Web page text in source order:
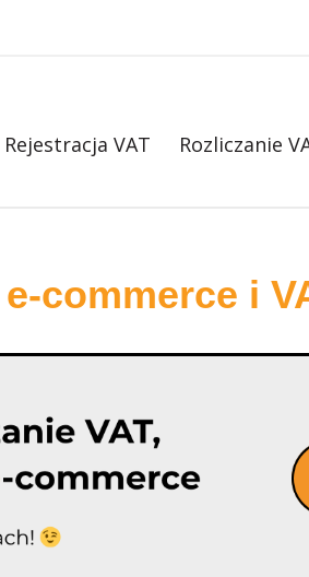
Rejestracja VAT Rozliczanie
commerce i